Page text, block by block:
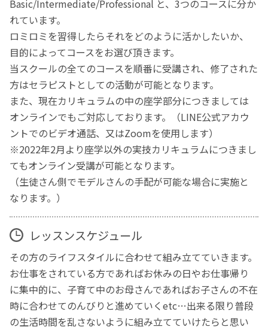
Basic/Intermediate/Professional と、3つのコースに分か
れています。
ロミロミを習得したらそれをどのように活かしたいか、
目的によってコースをお選び頂きます。
当スクールの全てのコースを順番に受講され、修了された
方はセラピストとしての活動が可能となります。
また、現在カリキュラムの中の座学部分につきましては
オンラインでもご対応しております。（LINE公式アカウ
ントでのビデオ通話、又はZoomを使用します）
※2022年2月より座学以外の実技カリキュラムにつきまし
てもオンライン受講が可能となります。
（生徒さん側でモデルさんの手配が可能な場合に実施と
なります。）
レッスンスケジュール
その方のライフスタイルに合わせて組み立てていきます。
お仕事をされている方であればお休みの日やお仕事帰り
に集中的に、子育て中のお母さんであればお子さんの不在
時に合わせてのんびりと進めていくetc…出来る限り普段
の生活時間を乱さないように組み立てていけたらと思い